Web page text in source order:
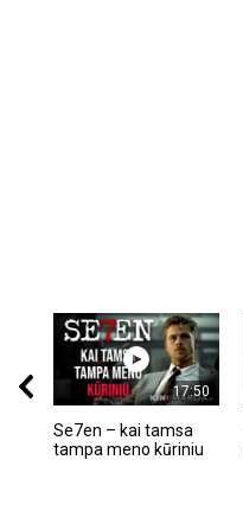
17:50
Se7en – kai tamsa
tampa meno kūriniu